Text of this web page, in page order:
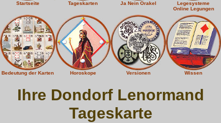
Startseite Tageskarten Ja Nein Orakel
Legesysteme
Online Legungen
Bedeutung der Karten Horoskope Versionen Wissen
Ihre Dondorf Lenormand
Tageskarte